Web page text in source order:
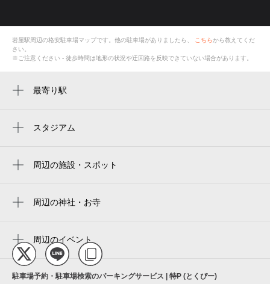
岩屋駅 周辺の格安駐車場マップです。他の駐車場がありましたら、 こちらから教えてくだ
さい。
※ご注意ください - 徒歩時間は地形の状況や迂回路を反映できていない場合があります。
最寄り駅
灘駅
王子公園駅
春日野道駅
春日野道駅
大石駅
スタジアム
周辺の施設・スポット
ビリヤード岩屋
岩屋青年会館
コベルコシステム
周辺の神社・お寺
竜泉寺周辺のイベント
攻殻機動隊展 Ghost and the Shell（ゴ
ースト アンド ザ シェル）(神戸)
駐車場予約・駐車場検索のパーキングサービス | 特P (とくぴー)